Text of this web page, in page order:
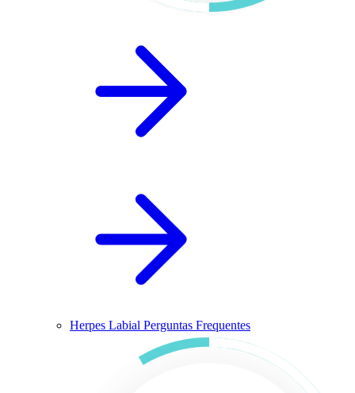
Herpes Labial Perguntas Frequentes